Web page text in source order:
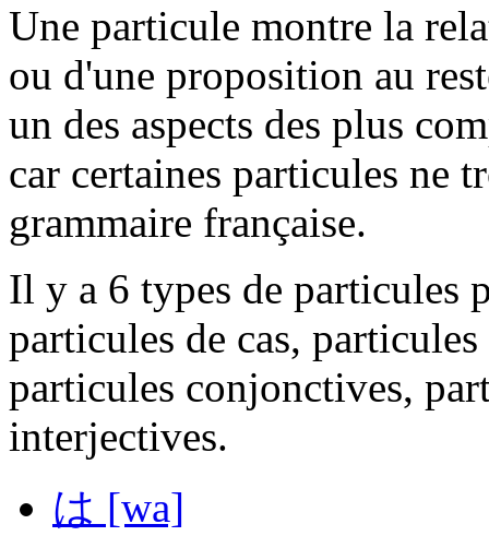
Une particule montre la
ou d'une proposition au
un des aspects des plus
car certaines particules ne
grammaire française.
Il y a 6 types de particules
particules de cas,
particules conjonctives,
interjectives.
は [wa]